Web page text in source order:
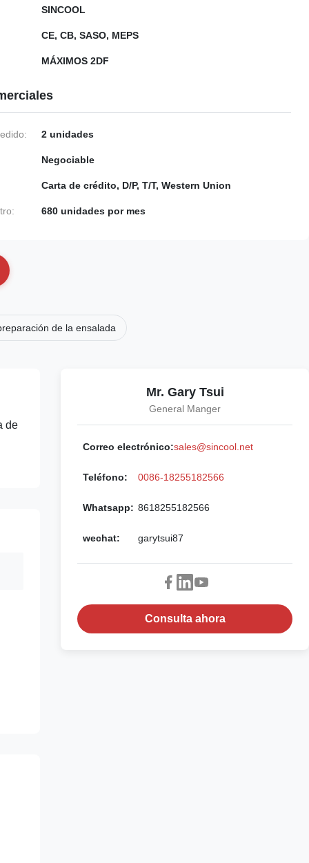
SINCOOL
CE, CB, SASO, MEPS
MÁXIMOS 2DF
2 unidades
Negociable
Carta de crédito, D/P, T/T, Western Union
680 unidades por mes
de la ensalada
de
Mr. Gary Tsui
General Manger
Correo electrónico:sales@sincool.net
Teléfono: 0086-18255182566
Whatsapp: 8618255182566
wechat: garytsui87
Consulta ahora